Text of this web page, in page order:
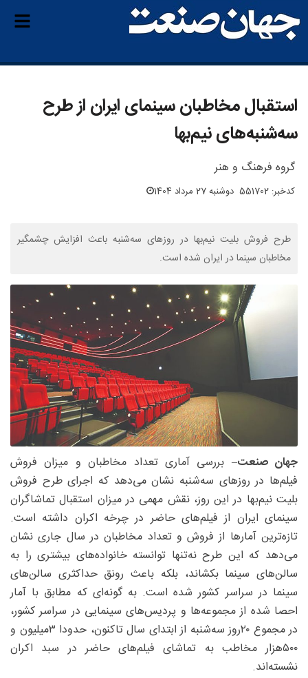
استقبال مخاطبان سینمای ایران از طرح‌
سه‌شنبه‌های نیم‌بها
گروه فرهنگ و هنر
کدخبر: 551702 دوشنبه 27 مرداد 1404
طرح فروش بلیت نیم‌بها در روزهای سه‌شنبه باعث افزایش چشمگیر
مخاطبان سینما در ایران شده است.
جهان صنعت– بررسی آماری تعداد مخاطبان و میزان فروش
فیلم‌ها در روزهای سه‌شنبه نشان می‌دهد که اجرای طرح فروش
بلیت نیم‌بها در این روز، نقش مهمی در میزان استقبال تماشاگران
سینمای ایران از فیلم‌های حاضر در چرخه اکران داشته است.
تازه‌ترین آمارها از فروش و تعداد مخاطبان‌ در سال جاری نشان
می‌دهد که این طرح نه‌تنها توانسته خانواده‌های بیشتری را به
سالن‌های سینما بکشاند، بلکه باعث رونق حداکثری سالن‌های
سینما در سراسر کشور شده است. به گونه‌ای که مطابق با آمار
احصا شده از مجموعه‌ها و پردیس‌های سینمایی در سراسر کشور،
در مجموع ۲۰‌روز سه‌شنبه از ابتدای سال تاکنون، حدودا ۳‌میلیون و
۵۰۰‌هزار مخاطب به تماشای فیلم‌های حاضر در سبد اکران
نشسته‌اند.